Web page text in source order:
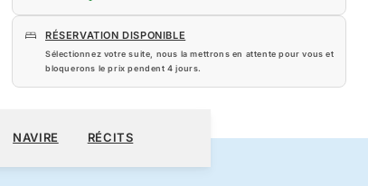
RÉSERVATION DISPONIBLE
Sélectionnez votre suite, nous la mettrons en attente pour vous et
bloquerons le prix pendent4 jours.
RÉSERVER CROISIÈRE
NAVIRE RÉCITS